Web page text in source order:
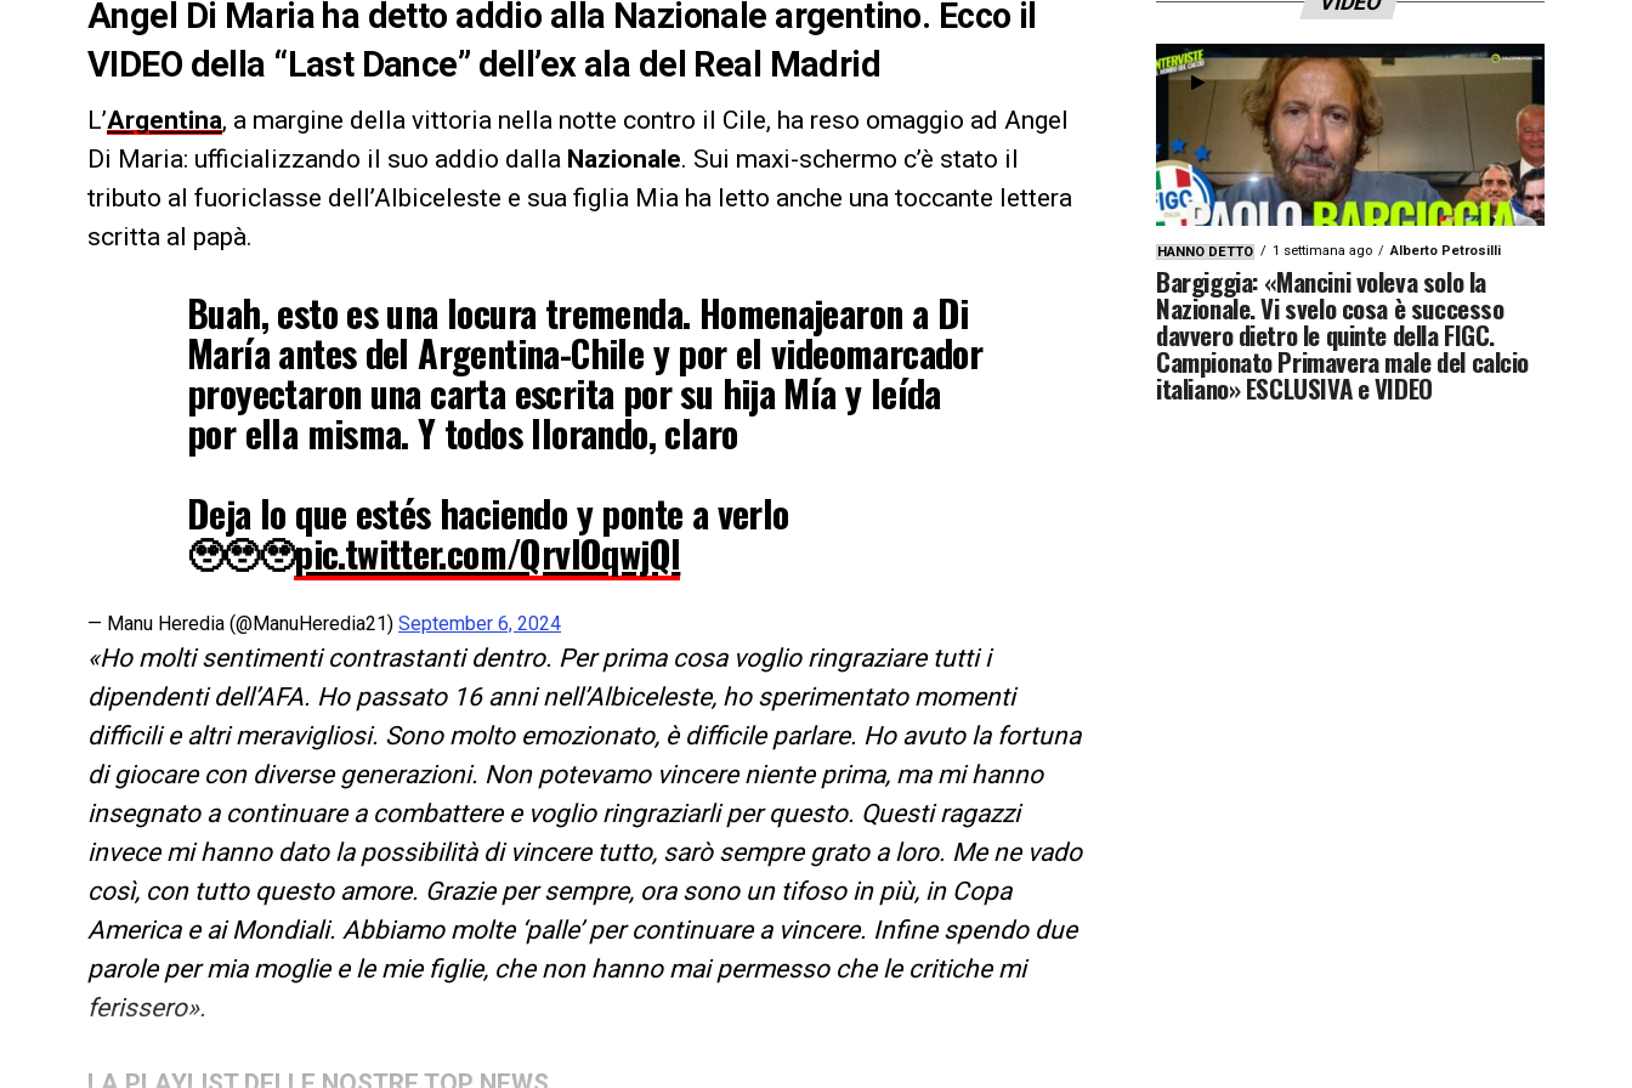
Angel Di Maria ha detto addio alla Nazionale argentino. Ecco il
VIDEO della “Last Dance” dell’ex ala del Real Madrid
L’Argentina, a margine della vittoria nella notte contro il Cile, ha reso omaggio ad Angel
Di Maria: ufficializzando il suo addio dalla Nazionale. Sui maxi-schermo c’è stato il
tributo al fuoriclasse dell’Albiceleste e sua figlia Mia ha letto anche una toccante lettera
scritta al papà.
Buah, esto es una locura tremenda. Homenajearon a Di
María antes del Argentina-Chile y por el videomarcador
proyectaron una carta escrita por su hija Mía y leída
por ella misma. Y todos llorando, claro
Deja lo que estés haciendo y ponte a verlo
🥹🥹🥹pic.twitter.com/QrvIOqwjQl
— Manu Heredia (@ManuHeredia21) September 6, 2024
«Ho molti sentimenti contrastanti dentro. Per prima cosa voglio ringraziare tutti i
dipendenti dell’AFA. Ho passato 16 anni nell’Albiceleste, ho sperimentato momenti
difficili e altri meravigliosi. Sono molto emozionato, è difficile parlare. Ho avuto la fortuna
di giocare con diverse generazioni. Non potevamo vincere niente prima, ma mi hanno
insegnato a continuare a combattere e voglio ringraziarli per questo. Questi ragazzi
invece mi hanno dato la possibilità di vincere tutto, sarò sempre grato a loro. Me ne vado
così, con tutto questo amore. Grazie per sempre, ora sono un tifoso in più, in Copa
America e ai Mondiali. Abbiamo molte ‘palle’ per continuare a vincere. Infine spendo due
parole per mia moglie e le mie figlie, che non hanno mai permesso che le critiche mi
ferissero».
HANNO DETTO 1 settimana ago Alberto Petrosilli
Bargiggia: «Mancini voleva solo la
Nazionale. Vi svelo cosa è successo
davvero dietro le quinte della FIGC.
Campionato Primavera male del calcio
italiano» ESCLUSIVA e VIDEO